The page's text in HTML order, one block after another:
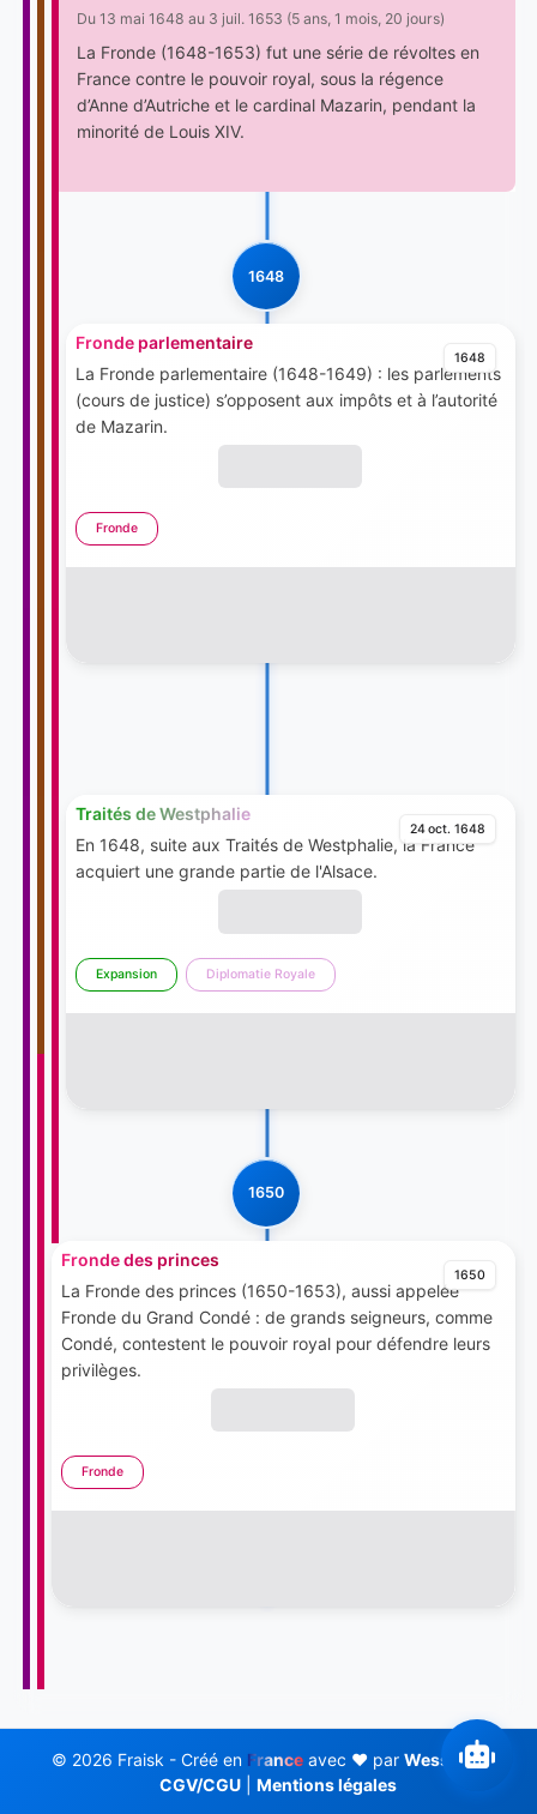
Du 13 mai 1648 au 3 juil. 1653 (5 ans, 1 mois, 20 jours)
La Fronde (1648-1653) fut une série de révoltes en
France contre le pouvoir royal, sous la régence
d’Anne d’Autriche et le cardinal Mazarin, pendant la
minorité de Louis XIV.
1648
1648
Fronde parlementaire
La Fronde parlementaire (1648-1649) : les parlements
(cours de justice) s’opposent aux impôts et à l’autorité
de Mazarin.
Fronde
24 oct. 1648
Traités de Westphalie
En 1648, suite aux Traités de Westphalie, la France
acquiert une grande partie de l'Alsace.
Expansion Diplomatie Royale
1650
1650
Fronde des princes
La Fronde des princes (1650-1653), aussi appelée
Fronde du Grand Condé : de grands seigneurs, comme
Condé, contestent le pouvoir royal pour défendre leurs
privilèges.
Fronde
© 2026 Fraisk - Créé en Franceavec ❤️ par Wess Soft
CGV/CGU
Mentions légales